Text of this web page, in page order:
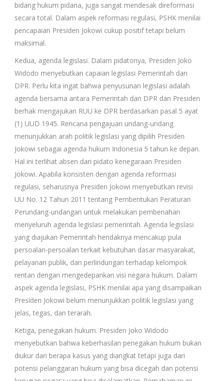
bidang hukum pidana, juga sangat mendesak direformasi
secara total. Dalam aspek reformasi regulasi, PSHK menilai
pencapaian Presiden Jokowi cukup positif tetapi belum
maksimal.
Kedua, agenda legislasi. Dalam pidatonya, Presiden Joko
Widodo menyebutkan capaian legislasi Pemerintah dan
DPR. Perlu kita ingat bahwa penyusunan legislasi adalah
agenda bersama antara Pemerintah dan DPR dan Presiden
berhak mengajukan RUU ke DPR berdasarkan pasal 5 ayat
(1) UUD 1945. Rencana pengajuan undang-undang
menunjukkan arah politik legislasi yang dipilih Presiden
Jokowi sebagai agenda hukum Indonesia 5 tahun ke depan.
Hal ini terlihat absen dari pidato kenegaraan Presiden
Jokowi. Apabila konsisten dengan agenda reformasi
regulasi, seharusnya Presiden Jokowi menyebutkan revisi
UU No. 12 Tahun 2011 tentang Pembentukan Peraturan
Perundang-undangan untuk melakukan pembenahan
menyeluruh agenda legislasi pemerintah. Agenda legislasi
yang diajukan Pemerintah hendaknya mencakup pula
persoalan-persoalan terkait kebutuhan dasar masyarakat,
pelayanan publik, dan perlindungan terhadap kelompok
rentan dengan mengedepankan visi negara hukum. Dalam
aspek agenda legislasi, PSHK menilai apa yang disampaikan
Presiden Jokowi belum menunjukkan politik legislasi yang
jelas, tegas, dan terarah.
Ketiga, penegakan hukum. Presiden Joko Widodo
menyebutkan bahwa keberhasilan penegakan hukum bukan
diukur dari berapa kasus yang diangkat tetapi juga dari
potensi pelanggaran hukum yang bisa dicegah dan potensi